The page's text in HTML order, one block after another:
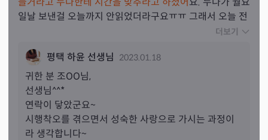
일날 보낸걸 오늘까지 안읽었더라구요ㅠㅠ 그래서 오늘 전
화도 해보고 안받아서 카톡으로 무슨일있냐고 물어보니까
더보기
평택 하윤 선생님 2023.01.18
귀한 분 조OO님,
선생님^^*
연락이 닿았군요~
시행착오를 겪으면서 성숙한 사랑으로 가시는 과정이
라 생각합니다~